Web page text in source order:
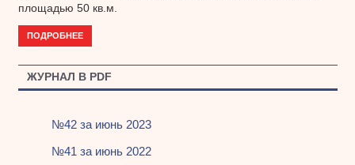
площадью 50 кв.м.
ПОДРОБНЕЕ
ЖУРНАЛ В PDF
№42 за июнь 2023
№41 за июнь 2022